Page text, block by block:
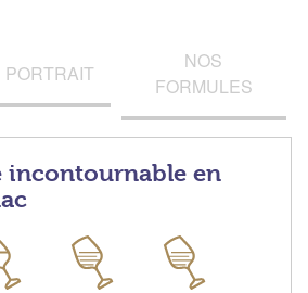
PORTRAIT
NOS
FORMULES
incontournable en